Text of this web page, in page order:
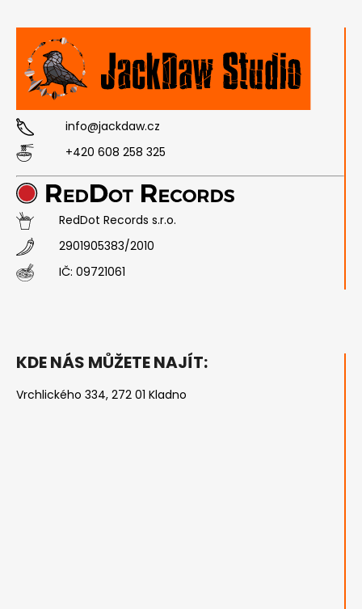
info@jackdaw.cz
+420 608 258 325
RedDot Records s.r.o.
2901905383/2010
IČ: 09721061
KDE NÁS MŮŽETE NAJÍT:
Vrchlického 334, 272 01 Kladno